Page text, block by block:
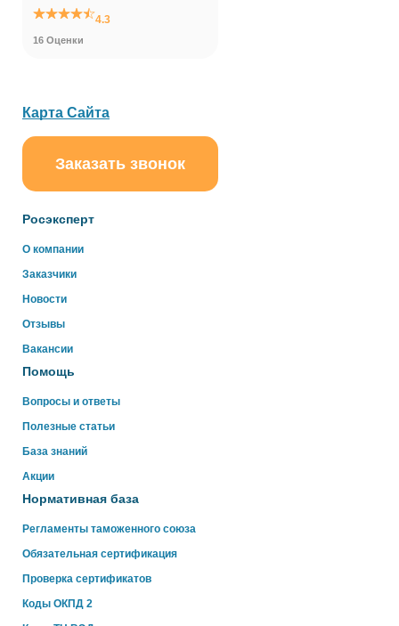
4.3
16 Оценки
Росэксперт
О компании
Заказчики
Новости
Отзывы
Вакансии
Помощь
Вопросы и ответы
Полезные статьи
База знаний
Акции
Нормативная база
Регламенты таможенного союза
Обязательная сертификация
Проверка сертификатов
Коды ОКПД 2
Карта Сайта
Заказать звонок
online
Здравствуйте!
Свяжитесь с нами через WhatsApp нажав на кнопку